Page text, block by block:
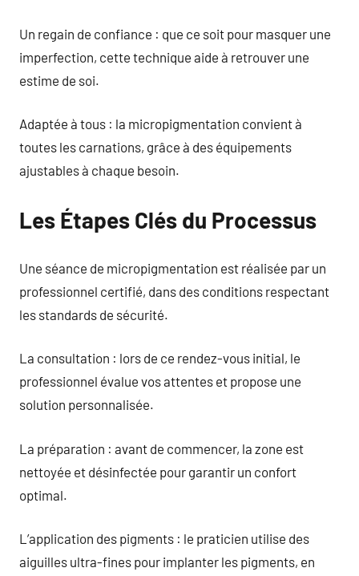
Un regain de confiance : que ce soit pour masquer une
imperfection, cette technique aide à retrouver une
estime de soi.
Adaptée à tous : la micropigmentation convient à
toutes les carnations, grâce à des équipements
ajustables à chaque besoin.
Les Étapes Clés du Processus
Une séance de micropigmentation est réalisée par un
professionnel certifié, dans des conditions respectant
les standards de sécurité.
La consultation : lors de ce rendez-vous initial, le
professionnel évalue vos attentes et propose une
solution personnalisée.
La préparation : avant de commencer, la zone est
nettoyée et désinfectée pour garantir un confort
optimal.
L’application des pigments : le praticien utilise des
aiguilles ultra-fines pour implanter les pigments, en